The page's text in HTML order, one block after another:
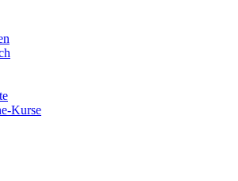
Kurse